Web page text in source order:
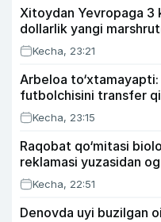
Xitoydan Yevropaga 3
dollarlik yangi
Kecha, 23:21
Arbeloa to‘xtamayapti:
futbolchisini transfer
Kecha, 23:15
Raqobat qo‘mitasi
reklamasi yuzasidan
Kecha, 22:51
Denovda uyi buzilgan